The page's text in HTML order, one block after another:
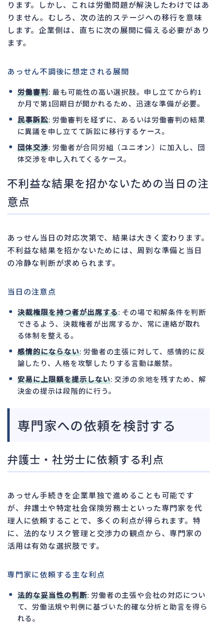
ります。しかし、これは労働問題が解決したわけではあ
りません。むしろ、次の法的ステージへの移行を意味
します。企業側は、直ちに次の展開に備える必要があり
ます。
あっせん不調後に想定される展開
労働審判: 最も可能性の高い選択肢。申し立てから約1
か月で第1回期日が開かれるため、迅速な準備が必要。
民事訴訟: 労働審判を経ずに、あるいは労働審判の結果
に異議を申し立てて訴訟に移行するケース。
団体交渉: 労働者が合同労組（ユニオン）に加入し、団
体交渉を申し入れてくるケース。
不利益な結果を招かないための当日の注
意点
あっせん当日の対応次第で、結果は大きく変わります。
不利益な結果を招かないためには、周到な準備と当日
の冷静な判断が求められます。
当日の注意点
決裁権限を持つ者が出席する: その場で和解条件を判断
できるよう、決裁権者が出席するか、常に連絡が取れ
る体制を整える。
感情的にならない: 労働者の主張に対して、感情的に反
論したり、人格を攻撃したりする言動は厳禁。
安易に上限額を提示しない: 交渉の余地を残すため、解
決金の提示は段階的に行う。
専門家への依頼を検討する
弁護士・社労士に依頼する利点
あっせん手続きを企業単独で進めることも可能です
が、弁護士や特定社会保険労務士といった専門家を代
理人に依頼することで、多くの利点が得られます。特
に、法的なリスク管理と交渉力の観点から、専門家の
活用は有効な選択肢です。
専門家に依頼する主な利点
法的な妥当性の判断: 労働者の主張や会社の対応につい
て、労働法規や判例に基づいた的確な分析と助言を得ら
れる。